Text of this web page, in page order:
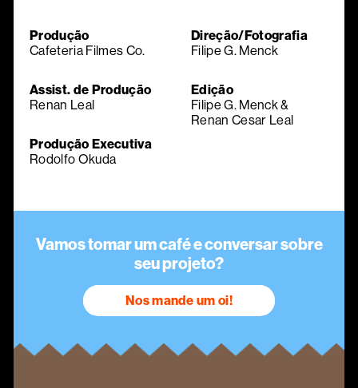
Produção
Cafeteria Filmes Co.
Assist. de Produção
Renan Leal
Produção Executiva
Rodolfo Okuda
Direção/Fotografia
Filipe G. Menck
Edição
Filipe G. Menck &
Renan Cesar Leal
Vamos tomar um café e conversar sobre
seu projeto?
Nos mande um oi!